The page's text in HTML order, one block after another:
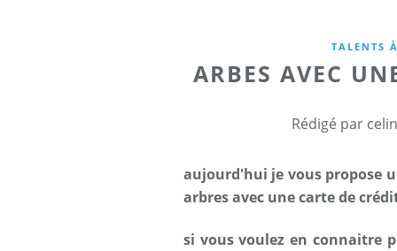
TALENTS
ARBES AVEC
Rédigé par
aujourd'hui je vous propose
arbres avec une carte de
si vous voulez en connaitre